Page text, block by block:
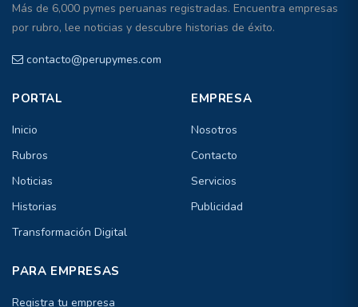
Más de 6,000 pymes peruanas registradas. Encuentra empresas
por rubro, lee noticias y descubre historias de éxito.
contacto@perupymes.com
PORTAL
Inicio
Rubros
Noticias
Historias
Transformación Digital
EMPRESA
Nosotros
Contacto
Servicios
Publicidad
PARA EMPRESAS
Registra tu empresa